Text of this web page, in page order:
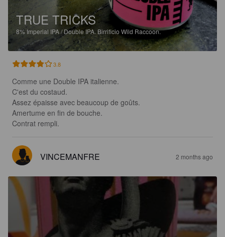
TRUE TRICKS
8% Imperial IPA / Double IPA. Birrificio Wild Raccoon.
3.8
Comme une Double IPA italienne.
C'est du costaud.
Assez épaisse avec beaucoup de goûts.
Amertume en fin de bouche.
Contrat rempli.
VINCEMANFRE 2 months ago